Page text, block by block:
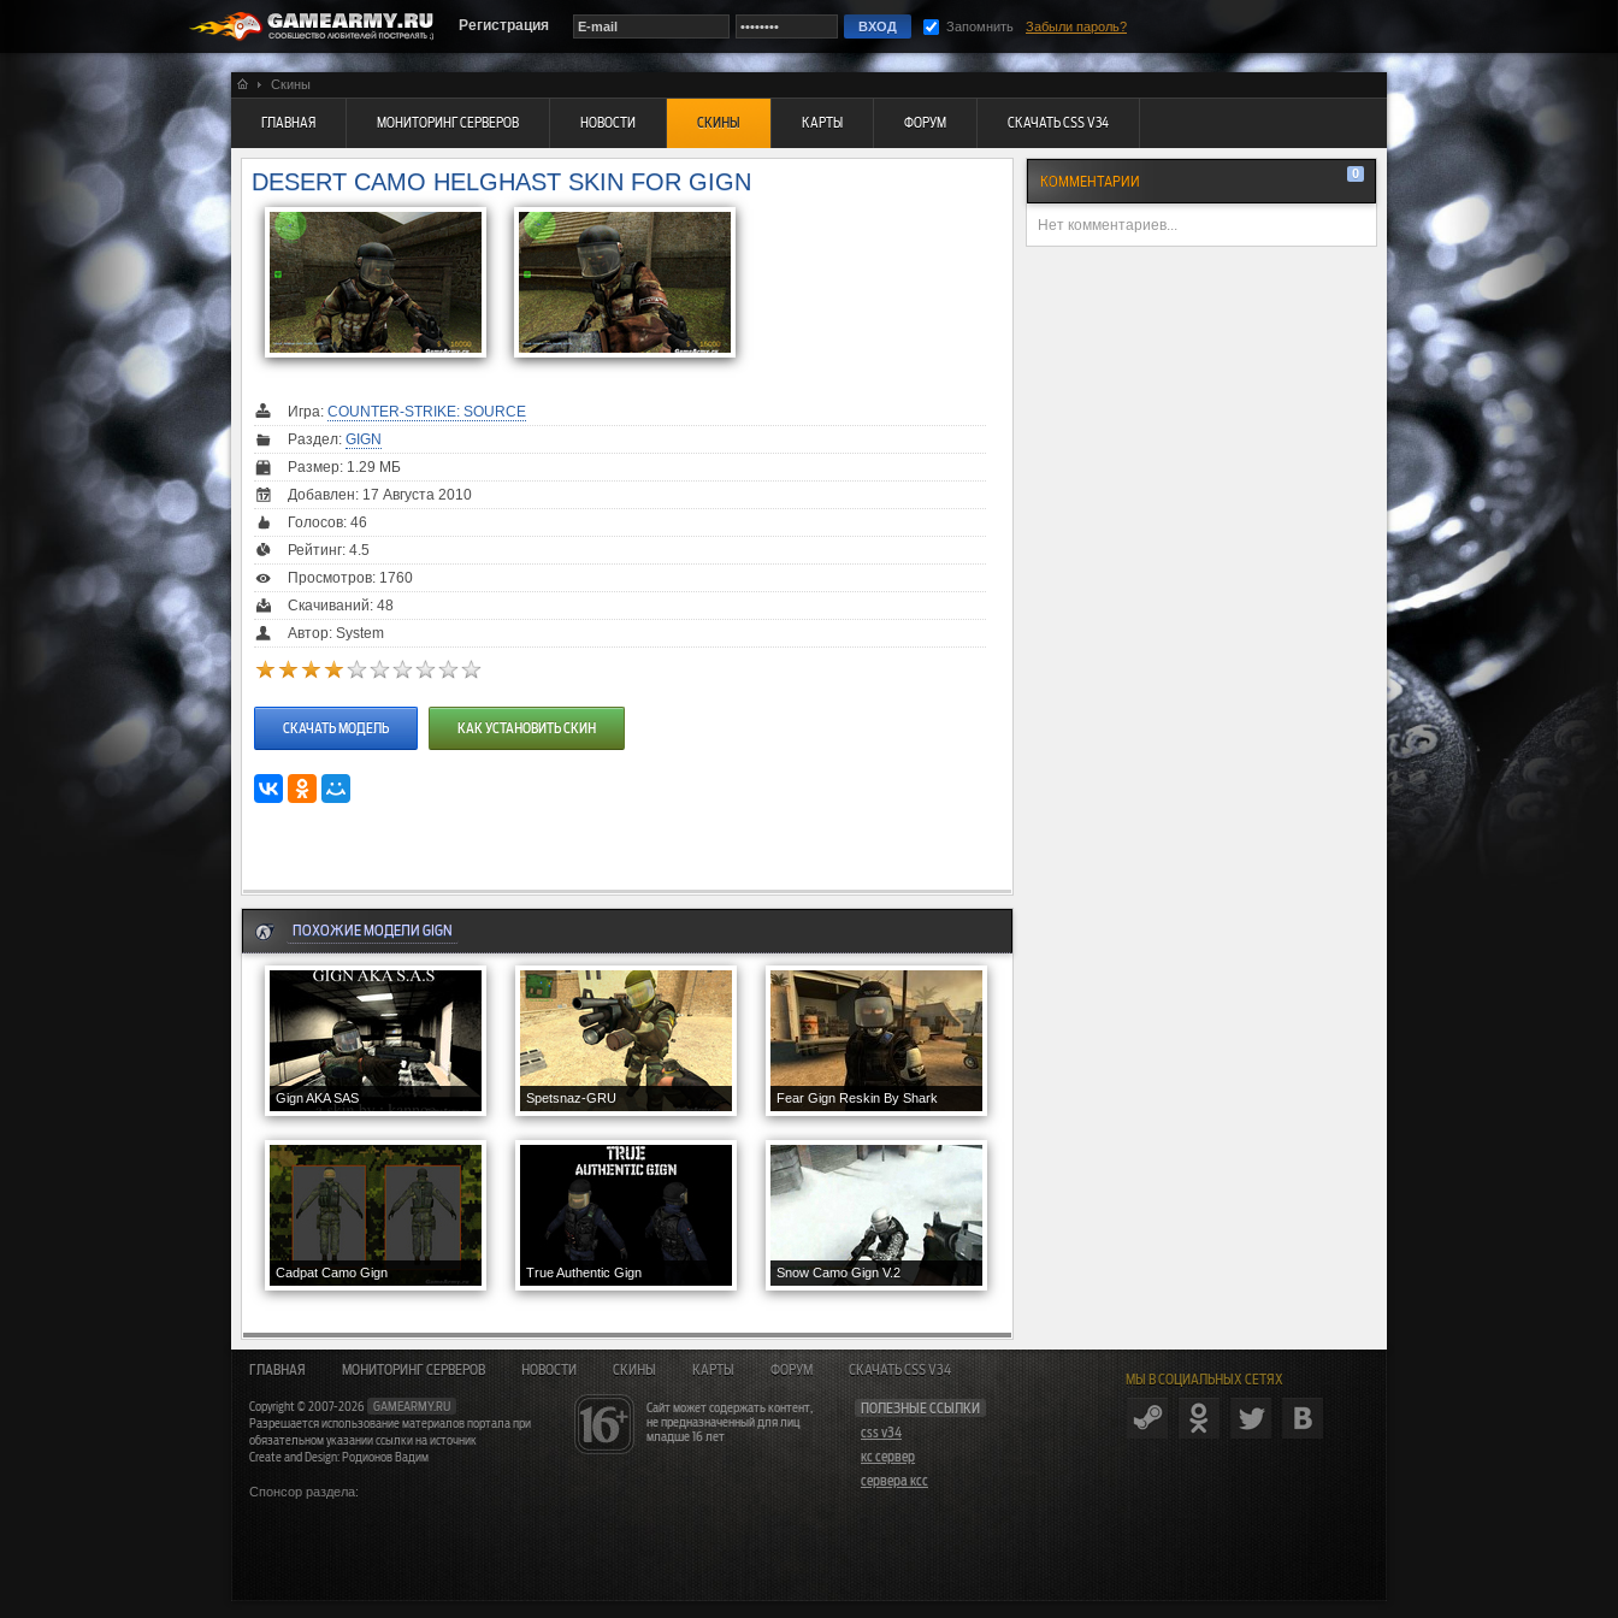
Регистрация Запомнить Забыли пароль?
Скины
ГЛАВНАЯ МОНИТОРИНГ СЕРВЕРОВ НОВОСТИ СКИНЫ КАРТЫ ФОРУМ СКАЧАТЬ CSS V34
DESERT CAMO HELGHAST SKIN FOR GIGN
Игра: COUNTER-STRIKE: SOURCE
Раздел: GIGN
Размер: 1.29 МБ
Добавлен: 17 Августа 2010
Голосов: 46
Рейтинг: 4.5
Просмотров: 1760
Скачиваний: 48
Автор: System
СКАЧАТЬ МОДЕЛЬ КАК УСТАНОВИТЬ СКИН
ПОХОЖИЕ МОДЕЛИ GIGN
Gign AKA SAS Spetsnaz-GRU Fear Gign Reskin By Shark
Cadpat Camo Gign True Authentic Gign Snow Camo Gign V.2
КОММЕНТАРИИ 0
Нет комментариев...
МЫ В СОЦИАЛЬНЫХ СЕТЯХ
Сайт может содержать контент,
не предназначенный для лиц
младше 16 лет
ПОЛЕЗНЫЕ ССЫЛКИ
css v34
кс сервер
сервера ксс
ГЛАВНАЯ МОНИТОРИНГ СЕРВЕРОВ НОВОСТИ СКИНЫ КАРТЫ ФОРУМ СКАЧАТЬ CSS V34
Copyright © 2007-2026
GAMEARMY.RU
Разрешается использование материалов портала при
обязательном указании ссылки на источник
Create and Design: Родионов Вадим
Спонсор раздела: